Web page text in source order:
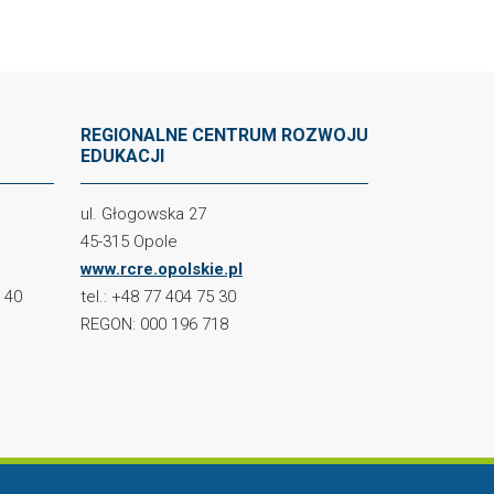
40
REGIONALNE CENTRUM ROZWOJU
EDUKACJI
ul. Głogowska 27
45-315 Opole
www.rcre.opolskie.pl
tel.: +48 77 404 75 30
REGON: 000 196 718